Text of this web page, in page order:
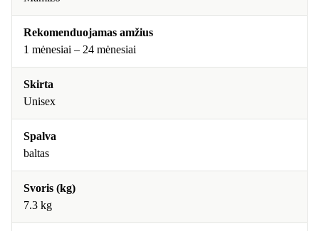
Rekomenduojamas amžius
1 mėnesiai – 24 mėnesiai
Skirta
Unisex
Spalva
baltas
Svoris (kg)
7.3 kg